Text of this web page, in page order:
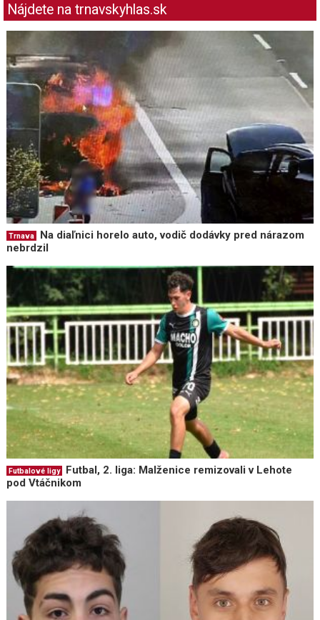
Nájdete na trnavskyhlas.sk
Trnava
Na diaľnici horelo auto, vodič dodávky pred nárazom
nebrdzil
Futbalové ligy
Futbal, 2. liga: Malženice remizovali v Lehote
pod Vtáčnikom